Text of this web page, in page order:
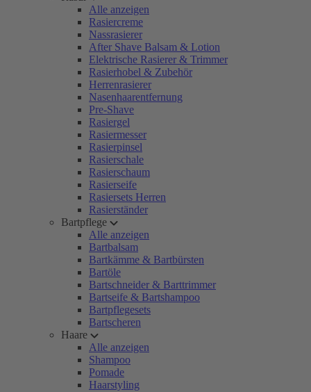
Alle anzeigen
Rasiercreme
Nassrasierer
After Shave Balsam & Lotion
Elektrische Rasierer & Trimmer
Rasierhobel & Zubehör
Herrenrasierer
Nasenhaarentfernung
Pre-Shave
Rasiergel
Rasiermesser
Rasierpinsel
Rasierschale
Rasierschaum
Rasierseife
Rasiersets Herren
Rasierständer
Bartpflege
Alle anzeigen
Bartbalsam
Bartkämme & Bartbürsten
Bartöle
Bartschneider & Barttrimmer
Bartseife & Bartshampoo
Bartpflegesets
Bartscheren
Haare
Alle anzeigen
Shampoo
Pomade
Haarstyling